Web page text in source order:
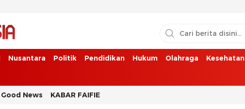
Nusantara Politik Pendidikan Hukum Olahraga Kesehatan
Good News KABAR FAIFIE